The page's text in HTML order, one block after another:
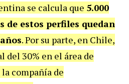
se calcula que 5.000
de estos perfiles quedan
. Por su parte, en Chile,
del 30% en el área de
compañía de